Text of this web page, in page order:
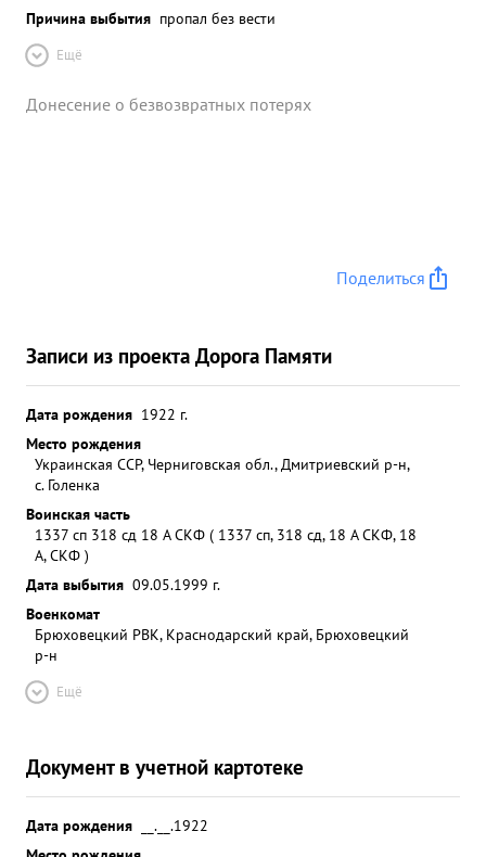
Причина выбытия пропал без вести
Ещё
Донесение о безвозвратных потерях
Поделиться
Записи из проекта Дорога Памяти
Дата рождения 1922 г.
Место рождения
Украинская ССР, Черниговская обл., Дмитриевский р-н,
с. Голенка
Воинская часть
1337 сп 318 сд 18 А СКФ ( 1337 сп, 318 сд, 18 А СКФ, 18
А, СКФ )
Дата выбытия 09.05.1999 г.
Военкомат
Брюховецкий РВК, Краснодарский край, Брюховецкий
р-н
Ещё
Документ в учетной картотеке
Дата рождения
__.__.1922